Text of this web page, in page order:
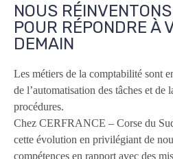
NOUS
POUR RÉPONDRE À
DEMAIN
Les métiers de la comptabilité sont
de l’automatisation des tâches et de
procédures.
Chez CERFRANCE – Corse du
cette évolution en privilégiant de
compétences en rapport avec des